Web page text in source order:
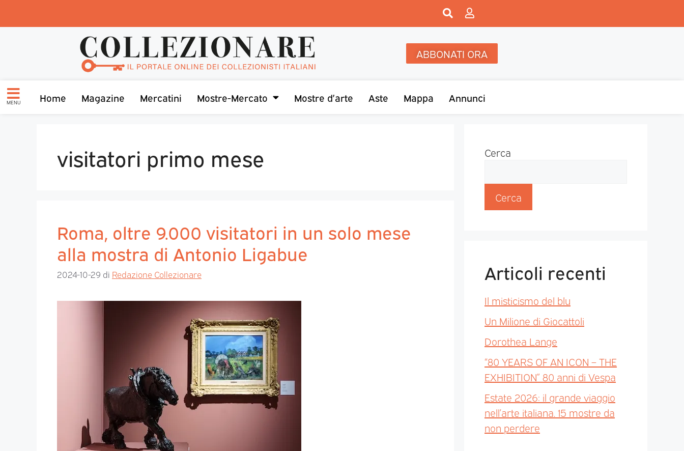
ABBONATI ORA
MENU Home Magazine Mercatini Mostre-Mercato Mostre d’arte Aste Mappa Annunci
visitatori primo mese
Roma, oltre 9.000 visitatori in un solo mese
alla mostra di Antonio Ligabue
2024-10-29 di Redazione Collezionare
Cerca
Cerca
Articoli recenti
Il misticismo del blu
Un Milione di Giocattoli
Dorothea Lange
“80 YEARS OF AN ICON – THE
EXHIBITION” 80 anni di Vespa
Estate 2026: il grande viaggio
nell’arte italiana. 15 mostre da
non perdere